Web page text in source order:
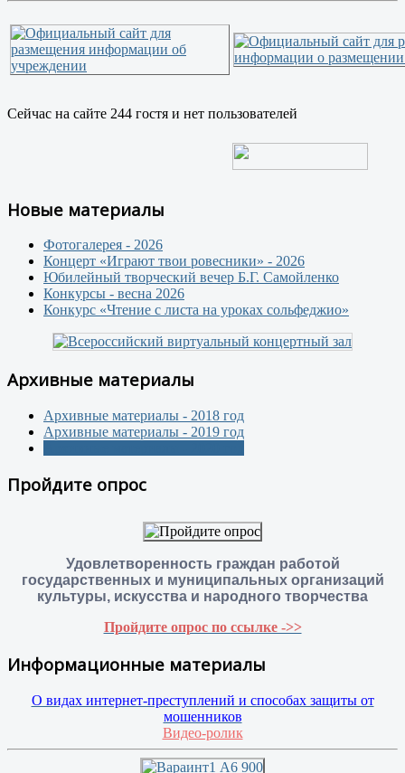
Сейчас на сайте 244 гостя и нет пользователей
Новые материалы
Фотогалерея - 2026
Концерт «Играют твои ровесники» - 2026
Юбилейный творческий вечер Б.Г. Самойленко
Конкурсы - весна 2026
Конкурс «Чтение с листа на уроках сольфеджио»
Архивные материалы
Архивные материалы - 2018 год
Архивные материалы - 2019 год
Пройдите опрос
Удовлетворенность граждан работой
государственных и муниципальных организаций
культуры, искусства и народного творчества
Пройдите опрос по ссылке ->>
Информационные материалы
О видах интернет-преступлений и способах защиты от
мошенников
Видео-ролик